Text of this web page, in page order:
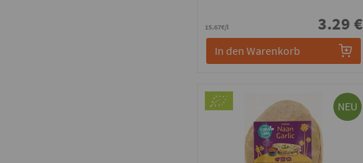
15.67€/l 3.29 €
In den Warenkorb
NEU